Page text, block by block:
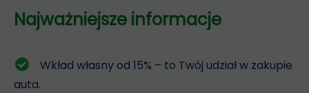
Wkład własny od 15% – to Twój udział w zakupie
auta.
Najważniejsze informacje